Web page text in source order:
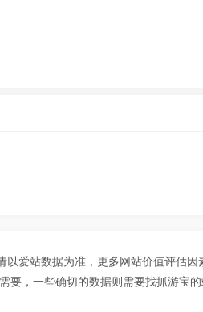
爱站数据为准，更多网站价值评估
，一些确切的数据则需要找抓游宝